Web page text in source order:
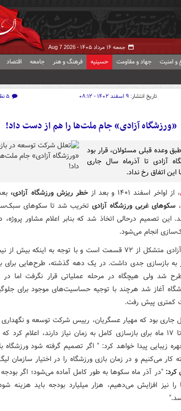
جمعه ۱۶ مرداد ۱۴۰۵ - Aug 7 2026
و امنیت جهاد و مقاومت حسینیه فرهنگ و هنر جامعه اقتصاد
تاریخ انتشار: ۹ اسفند ۱۴۰۲ - ۰۸:۱۲ ۵ نظر
«ورزشگاه آزادی» جام ملت‌ها را هم از دست داد!
وعده قبلی مسئولان، قرار بود
آزادی تا آذرماه سال جاری
این اتفاق رخ نداد.
، از اواخر اسفند ۱۴۰۱ و بعد از خطر ریزش ورزشگاه آزادی،
سکوهای غربی ورزشگاه آزادی تخریب شد تا سکوهای
تصمیم درحالی اتخاذ شد که بنابر اعلام مشاور پروژه،
ورزشگاه فوتبال آزادی متشکل از ۷۲ قسمت است و با توجه به
به بازسازی جدی داشت. در یک دهه گذشته، طرح‌هایی برای
شد ولی هیچگاه در مرحله عملیاتی قرار نگرفت اما
آغاز شد هرچند با توجیه حساسیت‌های موجود برای
کمتری پیش رفت.
سال جاری بود که مهیار عسگریان، رییس شرکت توسعه و
اعلام این‌که ۱۶ تا ۱۷ ماه برای بازسازی کامل به زمان نیاز دارند، اعلام
زیبایی پیدا خواهد کرد: " اگر تصمیم گرفته شود ورزشگاه
کار می‌کنیم و در زمان بازی ورزشگاه را در اختیار سازمان
کرد: "در آذر ماه سکوها به طور کامل آماده می‌شود؛ اگر بودجه‌
را نیز افزایش می‌دهیم، هزار میلیارد بودجه باید هزینه